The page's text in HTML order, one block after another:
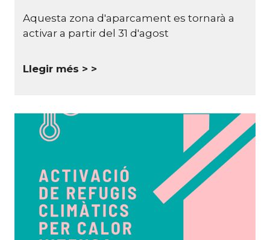
Aquesta zona d'aparcament es tornarà a
activar a partir del 31 d'agost
Llegir més >